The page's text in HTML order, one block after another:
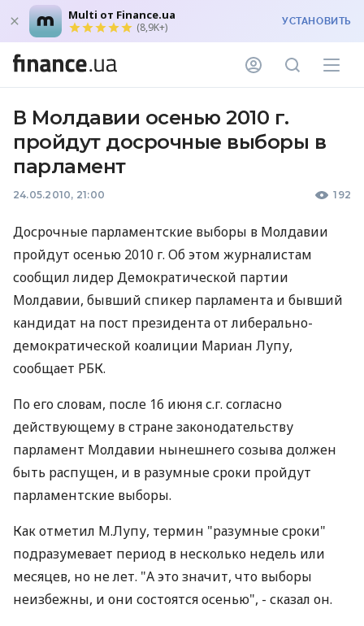
Multi от Finance.ua
(8,9K+) УСТАНОВИТЬ
В Молдавии осенью 2010 г.
пройдут досрочные выборы в
парламент
24.05.2010, 21:00 192
Досрочные парламентские выборы в Молдавии
пройдут осенью 2010 г. Об этом журналистам
сообщил лидер Демократической партии
Молдавии, бывший спикер парламента и бывший
кандидат на пост президента от либерально-
демократической коалиции Мариан Лупу,
сообщает РБК.
По его словам, после 16 июня с.г. согласно
действующему в стране законодательству
парламент Молдавии нынешнего созыва должен
быть распущен, и в разумные сроки пройдут
парламентские выборы.
Как отметил М.Лупу, термин "разумные сроки"
подразумевает период в несколько недель или
месяцев, но не лет. "А это значит, что выборы
неизбежны, и они состоятся осенью", - сказал он.